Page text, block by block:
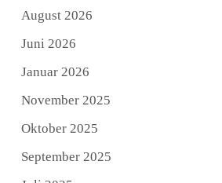
August 2026
Juni 2026
Januar 2026
November 2025
Oktober 2025
September 2025